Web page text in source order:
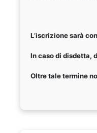
L’iscrizione sarà
In caso di disdetta,
Oltre tale termine